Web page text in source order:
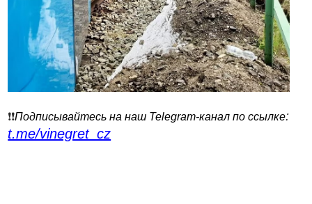
❗️❗️Подписывайтесь на наш Telegram-канал по ссылке:
t.me/vinegret_cz